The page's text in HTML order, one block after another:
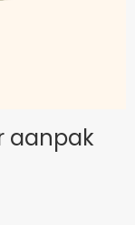
aanpak